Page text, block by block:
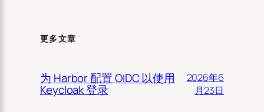
更多文章
为 Harbor 配置 OIDC 以使用
Keycloak 登录
2026年6
月23日